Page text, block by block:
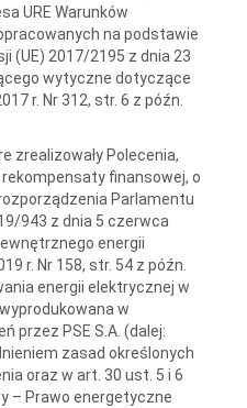
URE Warunków
na podstawie
(UE) 2017/2195 z dnia 23
wytyczne dotyczące
r. Nr 312, str. 6 z późn.
zrealizowały Polecenia,
finansowej, o
Parlamentu
943 z dnia 5 czerwca
energii
r. Nr 158, str. 54 z późn.
energii elektrycznej w
w
przez PSE S.A. (dalej:
zasad określonych
oraz w art. 30 ust. 5 i 6
– Prawo energetyczne